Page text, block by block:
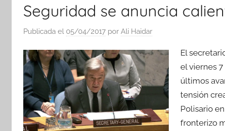
Seguridad se anuncia
Publicada el 05/04/2017 por Ali Haidar
El
el viernes
últimos
tensión
Polisario
fronterizo